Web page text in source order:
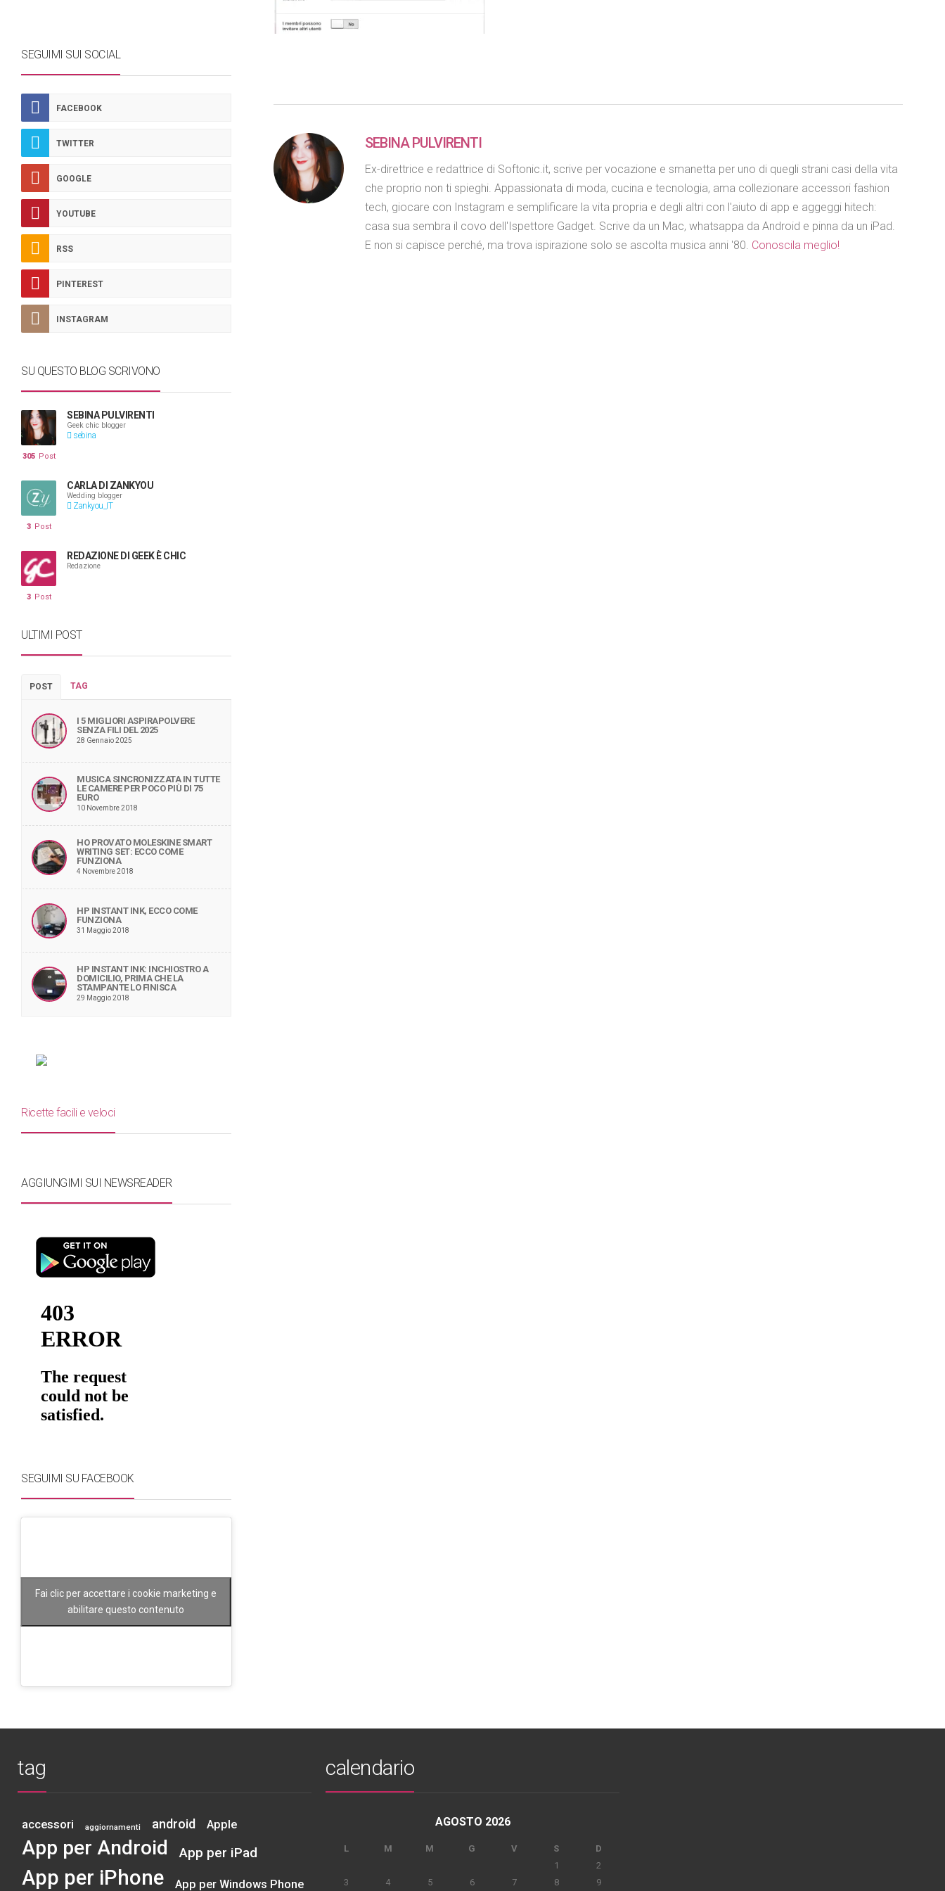
SEBINA PULVIRENTI
Ex-direttrice e redattrice di Softonic.it, scrive per vocazione e smanetta per uno di quegli strani casi della vita
che proprio non ti spieghi. Appassionata di moda, cucina e tecnologia, ama collezionare accessori fashion
tech, giocare con Instagram e semplificare la vita propria e degli altri con l'aiuto di app e aggeggi hitech:
casa sua sembra il covo dell'Ispettore Gadget. Scrive da un Mac, whatsappa da Android e pinna da un iPad.
E non si capisce perché, ma trova ispirazione solo se ascolta musica anni '80. Conoscila meglio!
SEGUIMI SUI SOCIAL
FACEBOOK
TWITTER
GOOGLE
YOUTUBE
RSS
PINTEREST
INSTAGRAM
SU QUESTO BLOG SCRIVONO
SEBINA PULVIRENTI
Geek chic blogger
sebina
305 Post
CARLA DI ZANKYOU
Wedding blogger
Zankyou_IT
3 Post
REDAZIONE DI GEEK È CHIC
Redazione
3 Post
ULTIMI POST
POST TAG
I 5 MIGLIORI ASPIRAPOLVERE
SENZA FILI DEL 2025
28 Gennaio 2025
MUSICA SINCRONIZZATA IN TUTTE
LE CAMERE PER POCO PIÙ DI 75
EURO
10 Novembre 2018
HO PROVATO MOLESKINE SMART
WRITING SET: ECCO COME
FUNZIONA
4 Novembre 2018
HP INSTANT INK, ECCO COME
FUNZIONA
31 Maggio 2018
HP INSTANT INK: INCHIOSTRO A
DOMICILIO, PRIMA CHE LA
STAMPANTE LO FINISCA
29 Maggio 2018
Ricette facili e veloci
AGGIUNGIMI SUI NEWSREADER
SEGUIMI SU FACEBOOK
Fai clic per accettare i cookie marketing e
abilitare questo contenuto
tag
accessori aggiornamenti android Apple
App per Android App per iPad
App per iPhone App per Windows Phone
calendario
AGOSTO 2026
L M M G V S
D
1
2
3
4 5 6 7 8 9